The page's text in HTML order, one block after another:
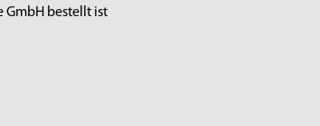
GmbH bestellt ist